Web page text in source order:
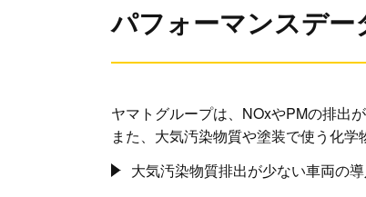
パフォーマンスデー
ヤマトグループは、NOxやPMの排出
また、大気汚染物質や塗装で使う化学
大気汚染物質排出が少ない車両の